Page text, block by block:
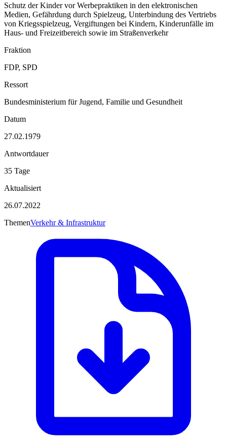
Schutz der Kinder vor Werbepraktiken in den elektronischen
Medien, Gefährdung durch Spielzeug, Unterbindung des Vertriebs
von Kriegsspielzeug, Vergiftungen bei Kindern, Kinderunfälle im
Haus- und Freizeitbereich sowie im Straßenverkehr
Fraktion
FDP, SPD
Ressort
Bundesministerium für Jugend, Familie und Gesundheit
Datum
27.02.1979
Antwortdauer
35 Tage
Aktualisiert
26.07.2022
ThemenVerkehr & Infrastruktur